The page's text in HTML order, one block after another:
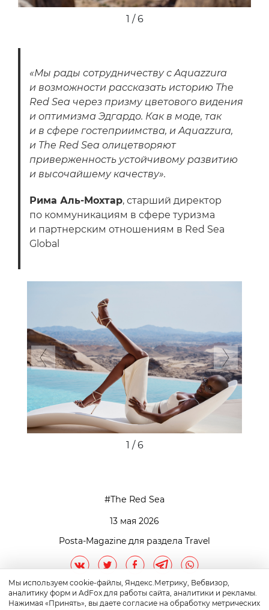
1 / 6
«Мы рады сотрудничеству с Aquazzura
и возможности рассказать историю The
Red Sea через призму цветового видения
и оптимизма Эдгардо. Как в моде, так
и в сфере гостеприимства, и Aquazzura,
и The Red Sea олицетворяют
приверженность устойчивому развитию
и высочайшему качеству».
Рима Аль-Мохтар, старший директор
по коммуникациям в сфере туризма
и партнерским отношениям в Red Sea
Global
Previous Next
1 / 6
The Red Sea
13 мая 2026
Posta-Magazine для раздела Travel
Мы используем cookie-файлы, Яндекс.Метрику, Вебвизор,
аналитику форм и AdFox для работы сайта, аналитики и рекламы.
Нажимая «Принять», вы даете согласие на обработку метрических